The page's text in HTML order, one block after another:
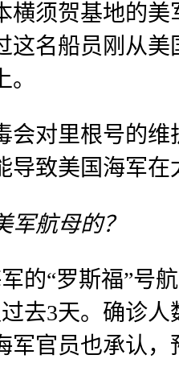
横须贺基地的
这名船员刚从
会对里根号的
导致美国海军在
军航母的？
的“罗斯福”号
去3天。确诊
军官员也承认